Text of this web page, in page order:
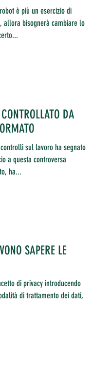
è più un esercizio di
allora bisognerà cambiare lo
DA
sul lavoro ha segnato
a questa controversa
ha...
SAPERE LE
di privacy introducendo
di trattamento dei dati,